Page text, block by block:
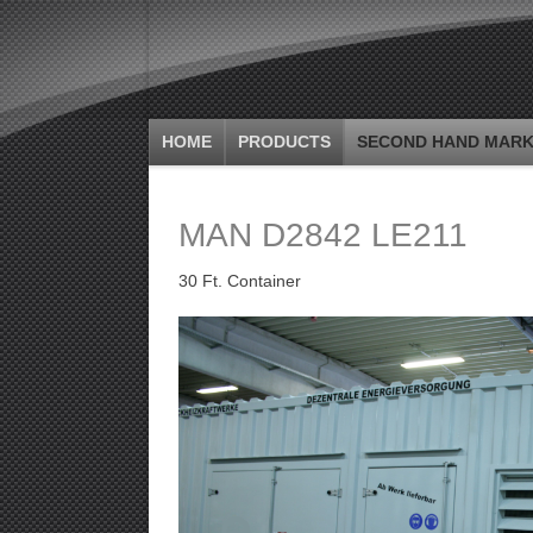
HOME PRODUCTS SECOND HAND
MAN D2842 LE211
30 Ft. Container